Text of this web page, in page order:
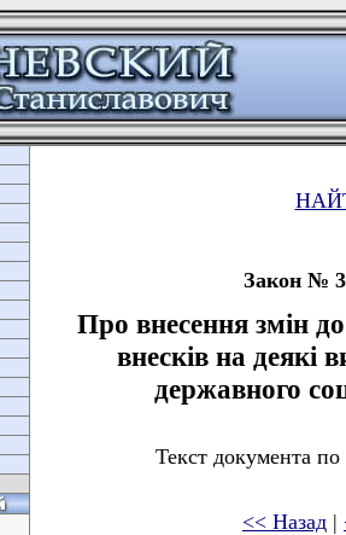
Закон №
Про внесення змін
внесків на деякі
державного
Текст документа
<< Назад |